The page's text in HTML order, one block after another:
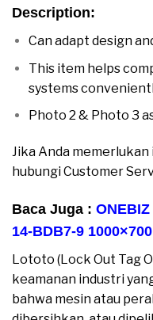
Description:
Can adapt design
This item helps
systems
Photo 2 & Photo 3
Jika Anda
hubungi Customer
Baca Juga :
14-BDB7-9
Lototo (Lock Out Tag
keamanan industri
bahwa mesin atau